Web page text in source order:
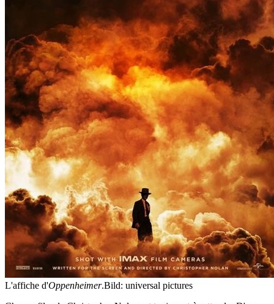
L'affiche d'Oppenheimer.Bild: universal pictures